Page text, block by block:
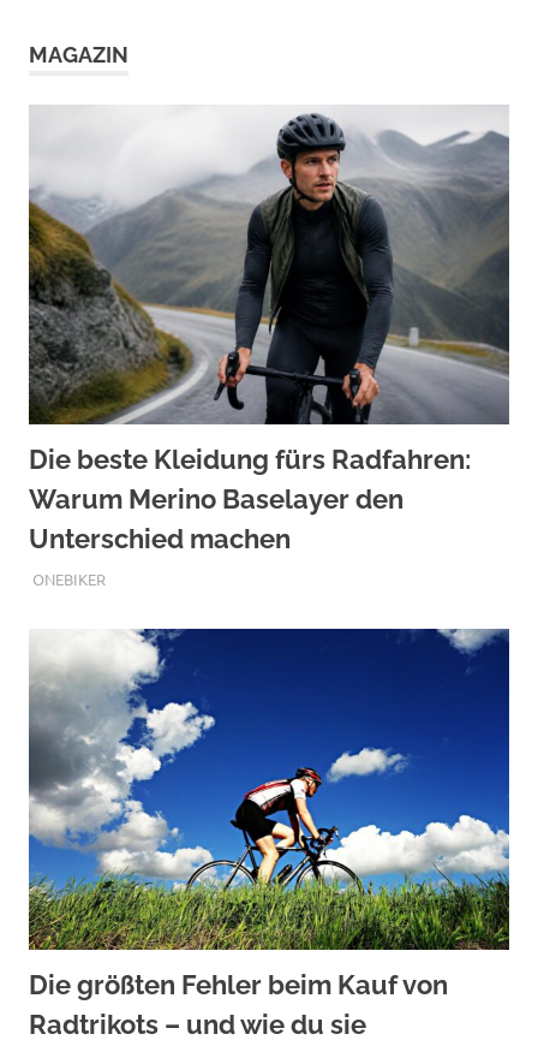
MAGAZIN
Die beste Kleidung fürs Radfahren:
Warum Merino Baselayer den
Unterschied machen
JULI 27, 2026
ONEBIKER
Die größten Fehler beim Kauf von
Radtrikots – und wie du sie